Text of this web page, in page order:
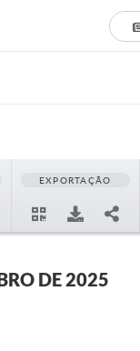
EXPORTAÇÃO
DE 2025